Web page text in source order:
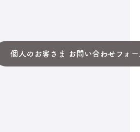
個人のお客さま お問い合わせフォー